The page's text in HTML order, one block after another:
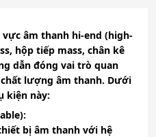
âm thanh hi-end (high-
hộp tiếp mass, chân kê
dẫn đóng vai trò quan
lượng âm thanh. Dưới
kiện này:
:
bị âm thanh với hệ